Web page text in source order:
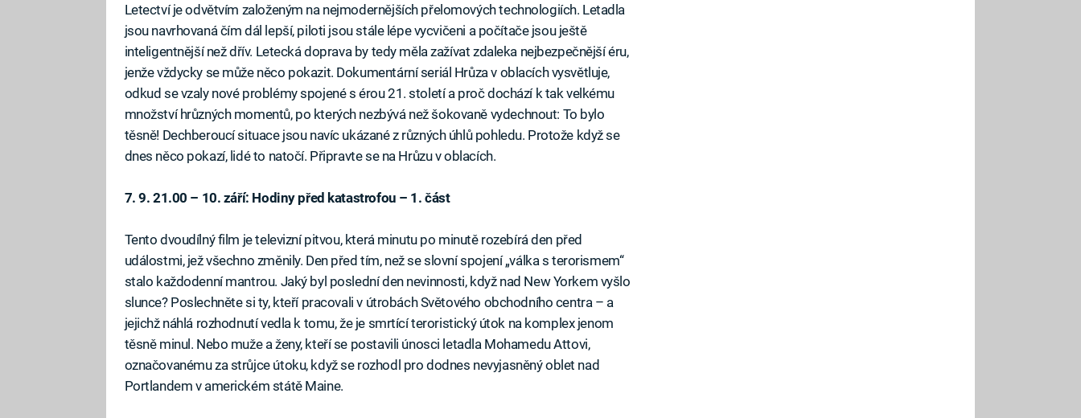
Letectví je odvětvím založeným na nejmodernějších přelomových technologiích. Letadla
jsou navrhovaná čím dál lepší, piloti jsou stále lépe vycvičeni a počítače jsou ještě
inteligentnější než dřív. Letecká doprava by tedy měla zažívat zdaleka nejbezpečnější éru,
jenže vždycky se může něco pokazit. Dokumentární seriál Hrůza v oblacích vysvětluje,
odkud se vzaly nové problémy spojené s érou 21. století a proč dochází k tak velkému
množství hrůzných momentů, po kterých nezbývá než šokovaně vydechnout: To bylo
těsně! Dechberoucí situace jsou navíc ukázané z různých úhlů pohledu. Protože když se
dnes něco pokazí, lidé to natočí. Připravte se na Hrůzu v oblacích.
7. 9. 21.00 – 10. září: Hodiny před katastrofou – 1. část
Tento dvoudílný film je televizní pitvou, která minutu po minutě rozebírá den před
událostmi, jež všechno změnily. Den před tím, než se slovní spojení „válka s terorismem“
stalo každodenní mantrou. Jaký byl poslední den nevinnosti, když nad New Yorkem vyšlo
slunce? Poslechněte si ty, kteří pracovali v útrobách Světového obchodního centra – a
jejichž náhlá rozhodnutí vedla k tomu, že je smrtící teroristický útok na komplex jenom
těsně minul. Nebo muže a ženy, kteří se postavili únosci letadla Mohamedu Attovi,
označovanému za strůjce útoku, když se rozhodl pro dodnes nevyjasněný oblet nad
Portlandem v americkém státě Maine.